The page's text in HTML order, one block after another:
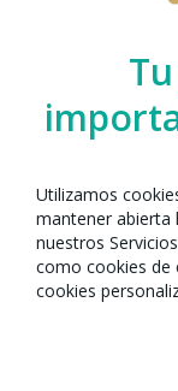
Utilizamos
mantener abierta
nuestros
como cookies de
cookies
Barcelona